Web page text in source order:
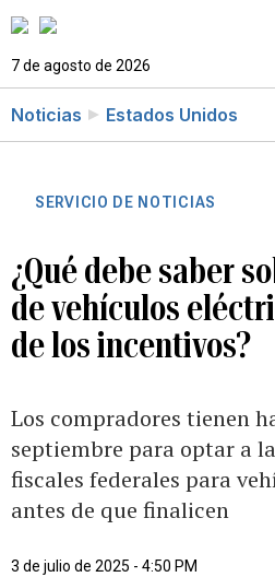
7 de agosto de 2026
Noticias Estados Unidos
SERVICIO DE NOTICIAS
¿Qué debe saber
de vehículos
de los incentivos?
Los compradores tienen
septiembre para optar a
fiscales federales para
antes de que finalicen
3 de julio de 2025 - 4:50 PM